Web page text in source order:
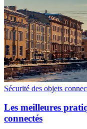
Sécurité des objets
Les meilleures
connectés